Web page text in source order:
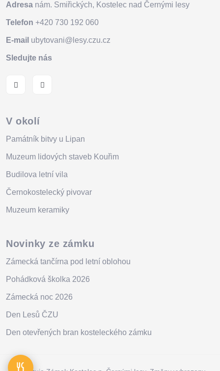
Adresa nám. Smiřických, Kostelec nad Černými lesy
Telefon +420 730 192 060
E-mail ubytovani@lesy.czu.cz
Sledujte nás
V okolí
Památník bitvy u Lipan
Muzeum lidových staveb Kouřim
Budilova letní vila
Černokostelecký pivovar
Muzeum keramiky
Novinky ze zámku
Zámecká tančírna pod letní oblohou
Pohádková školka 2026
Zámecká noc 2026
Den Lesů ČZU
Den otevřených bran kosteleckého zámku